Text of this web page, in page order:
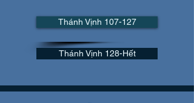
Thánh Vịnh 107-127
Thánh Vịnh 128-Hết